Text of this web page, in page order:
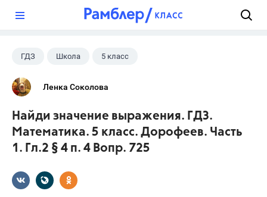
ГДЗ Школа 5 класс
Математика
Ленка Соколова
Найди значение выражения. ГДЗ.
Математика. 5 класс. Дорофеев. Часть
1. Гл.2 § 4 п. 4 Вопр. 725